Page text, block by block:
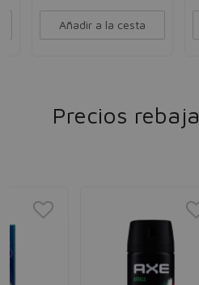
Añadir a la cesta
Precios